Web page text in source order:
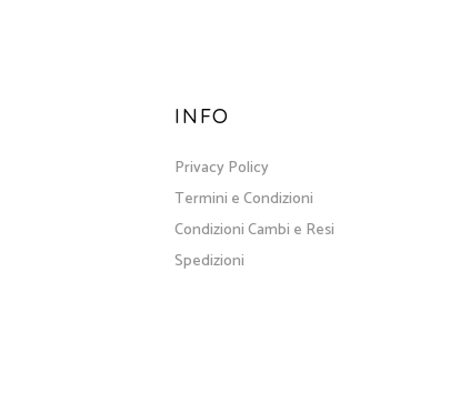
INFO
Privacy Policy
Termini e Condizioni
Condizioni Cambi e Resi
Spedizioni